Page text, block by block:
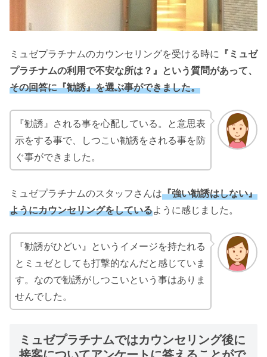
ミュゼプラチナムのカウンセリングを受ける時に 『ミュゼ
プラチナムの利用で不安な所は？』という質問があって、
その回答に『勧誘』を選ぶ事ができました。
『勧誘』される事を心配している。と意思表
示をする事で、しつこい勧誘をされる事を防
ぐ事ができました。
ミュゼプラチナムのスタッフさんは『強い勧誘はしない』
ようにカウンセリングをしているように感じました。
『勧誘がひどい』というイメージを持たれる
とミュゼとしても打撃的なんだと感じていま
す。なので勧誘がしつこいという事はありま
せんでした。
ミュゼプラチナムではカウンセリング後に